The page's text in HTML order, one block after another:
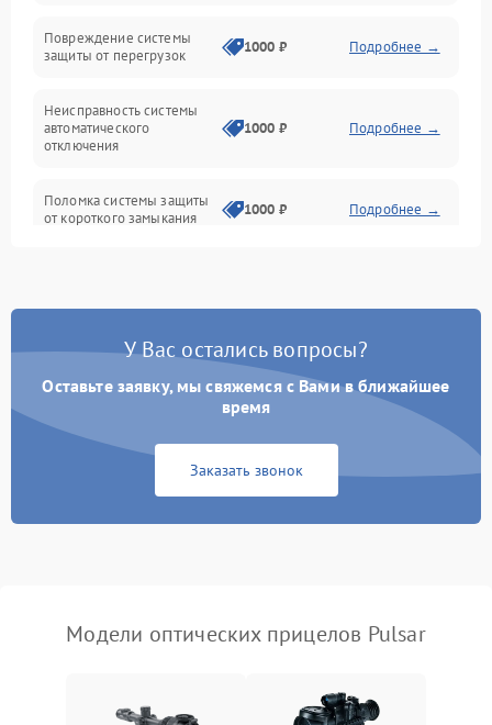
Электропитание
Механика
Корпус/Герметичность
Повреждение системы
защиты от перегрузок
1000 ₽ Подробнее →
Неисправность системы
автоматического
отключения
1000 ₽ Подробнее →
Поломка системы защиты
от короткого замыкания
1000 ₽ Подробнее →
Неисправность системы
перенапряжения
1000 ₽ Подробнее →
Неисправность системы
защиты от замыкания
1000 ₽
защиты от перегрева
У Вас остались вопросы?
Оставьте заявку, мы свяжемся с Вами в ближайшее
время
Заказать звонок
Модели оптических прицелов Pulsar